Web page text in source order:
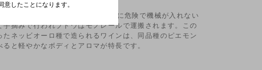
います。
傾斜が45度以上あり、作業も非常に危険で機械が入れない
手摘みで行われブドウはモノレールで運搬されます。この
たネッビオーロ種で造られるワインは、同品種のピエモン
と軽やかなボディとアロマが特長です。
意したことになります。